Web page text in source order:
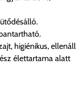
szállítást is kér,
program. Kérjük, a
megfelelő szállítási
higiénikus, ellenáll
élettartama alatt